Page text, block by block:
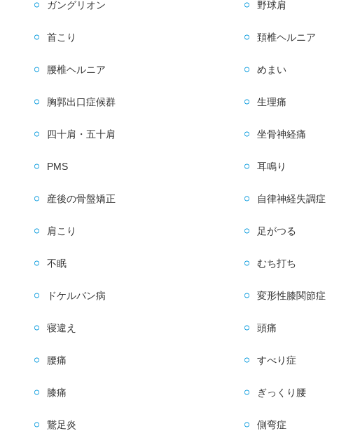
ガングリオン 野球肩
首こり 頚椎ヘルニア
腰椎ヘルニア めまい
胸郭出口症候群 生理痛
四十肩・五十肩 坐骨神経痛
PMS 耳鳴り
産後の骨盤矯正 自律神経失調症
肩こり 足がつる
不眠 むち打ち
ドケルバン病 変形性膝関節症
寝違え 頭痛
腰痛 すべり症
膝痛 ぎっくり腰
鵞足炎 側弯症